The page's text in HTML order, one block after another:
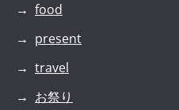
food
present
travel
お祭り